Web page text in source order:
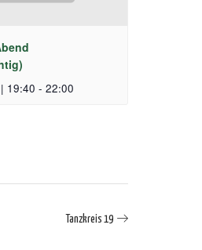
19:40 - 22:00
Tanzkreis 19